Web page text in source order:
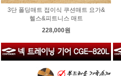
3단 폴딩매트 접이식 쿠션매트 요가&
헬스&피트니스 매트
228,000원